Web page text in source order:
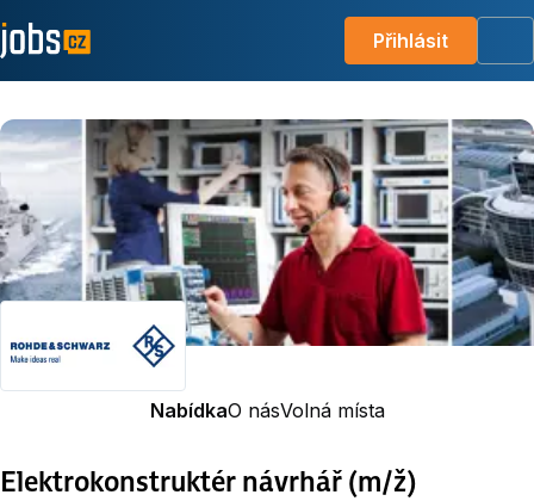
Přihlásit
NabídkaO násVolná místa
Elektrokonstruktér návrhář (m/ž)